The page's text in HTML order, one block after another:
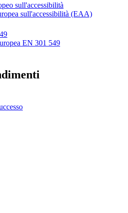
sull'accessibilità
sull'accessibilità (EAA)
EN 301 549